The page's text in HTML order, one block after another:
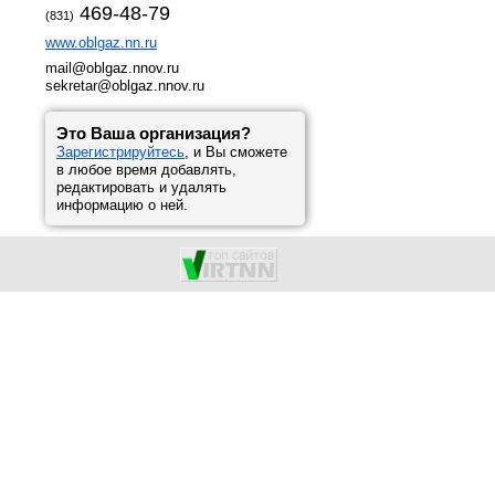
(831) 469-48-79
www.oblgaz.nn.ru
mail@oblgaz.nnov.ru
sekretar@oblgaz.nnov.ru
Это Ваша организация?
Зарегистрируйтесь, и Вы сможете
в любое время добавлять,
редактировать и удалять
информацию о ней.